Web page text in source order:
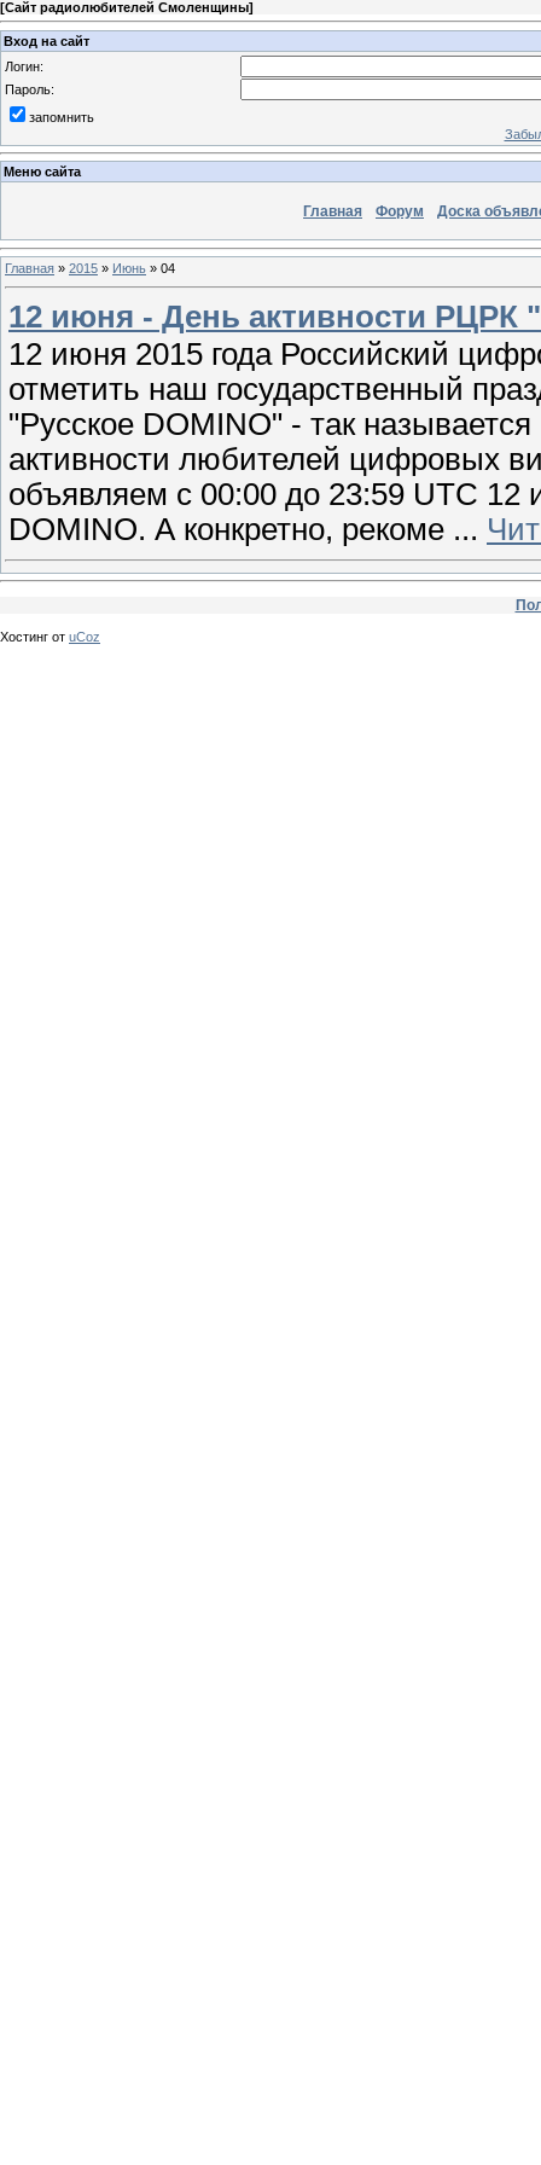
[Сайт радиолюбителей Смоленщины]
Вход на сайт
Логин:
Пароль:
запомнить
Меню сайта
Главная Форум Доска
Главная » 2015 » Июнь » 04
12 июня - День активности РЦРК
12 июня 2015 года Российский
отметить наш государственный
"Русское DOMINO" - так
активности любителей цифровых
объявляем с 00:00 до 23:59 UTC
DOMINO. А конкретно, рекоме ...
Хостинг от uCoz